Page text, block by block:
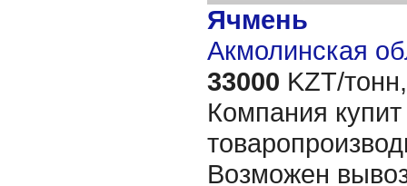
Ячмень
Акмолинская
33000 KZT/тонн,
Компания
Возможен